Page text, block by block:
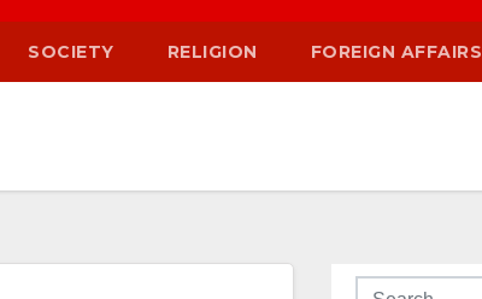
SOCIETY RELIGION FOREIGN AFFAIRS